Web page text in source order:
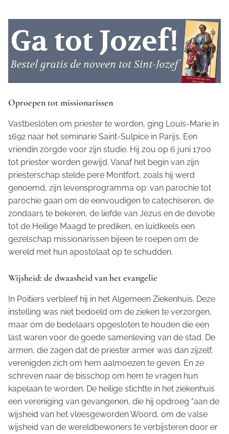
Oproepen tot missionarissen
Vastbesloten om priester te worden, ging Louis-Marie in
1692 naar het seminarie Saint-Sulpice in Parijs. Een
vriendin zorgde voor zijn studie. Hij zou op 6 juni 1700
tot priester worden gewijd. Vanaf het begin van zijn
priesterschap stelde pere Montfort, zoals hij werd
genoemd, zijn levensprogramma op: van parochie tot
parochie gaan om de eenvoudigen te catechiseren, de
zondaars te bekeren, de liefde van Jezus en de devotie
tot de Heilige Maagd te prediken, en luidkeels een
gezelschap missionarissen bijeen te roepen om de
wereld met hun apostolaat op te schudden.
Wijsheid: de dwaasheid van het evangelie
In Poitiers verbleef hij in het Algemeen Ziekenhuis. Deze
instelling was niet bedoeld om de zieken te verzorgen,
maar om de bedelaars opgesloten te houden die een
last waren voor de goede samenleving van de stad. De
armen, die zagen dat de priester armer was dan zijzelf,
verenigden zich om hem aalmoezen te geven. En ze
schreven naar de bisschop om hem te vragen hun
kapelaan te worden. De heilige stichtte in het ziekenhuis
een vereniging van gevangenen, die hij opdroeg "aan de
wijsheid van het vleesgeworden Woord, om de valse
wijsheid van de wereldbewoners te verbijsteren door er